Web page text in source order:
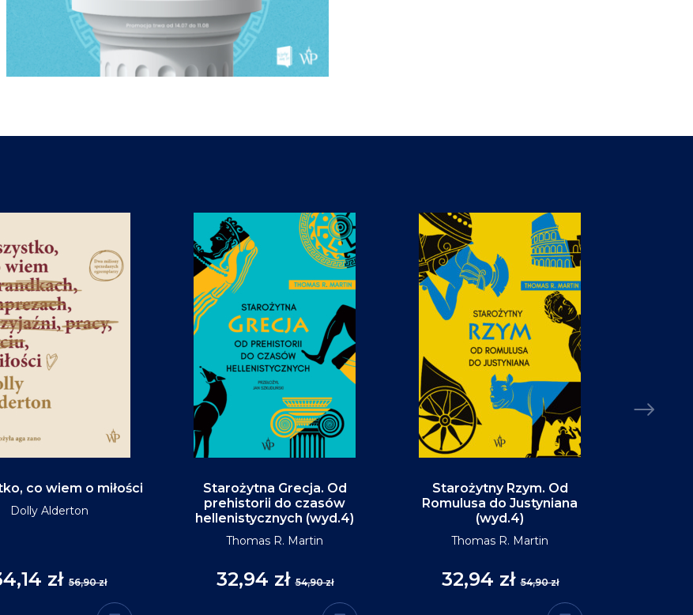
co wiem o miłości
Dolly Alderton
zł 56,90 zł
Starożytna Grecja. Od
prehistorii do czasów
hellenistycznych (wyd.4)
Thomas R. Martin
32,94 zł54,90 zł
Starożytny Rzym. Od
Romulusa do Justyniana
(wyd.4)
Thomas R. Martin
32,94 zł54,90 zł